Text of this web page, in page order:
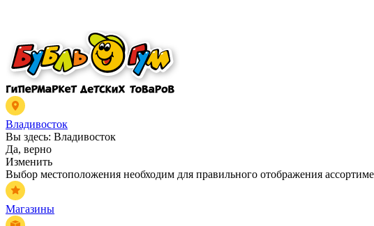
Владивосток
Вы здесь: Владивосток
Да, верно
Изменить
Выбор местоположения необходим для правильного отображения
Магазины